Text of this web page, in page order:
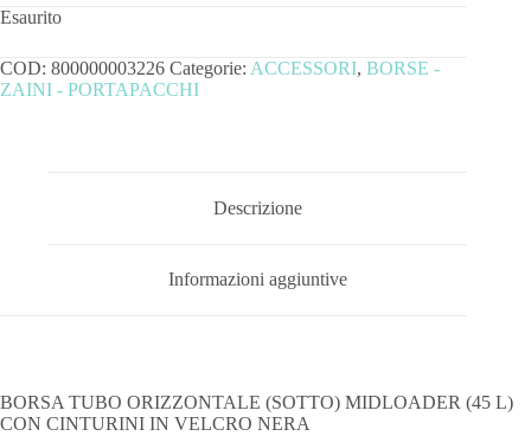
Esaurito
COD: 800000003226 Categorie: ACCESSORI, BORSE -
ZAINI - PORTAPACCHI
Descrizione
Informazioni aggiuntive
BORSA TUBO ORIZZONTALE (SOTTO) MIDLOADER (45 L)
CON CINTURINI IN VELCRO NERA